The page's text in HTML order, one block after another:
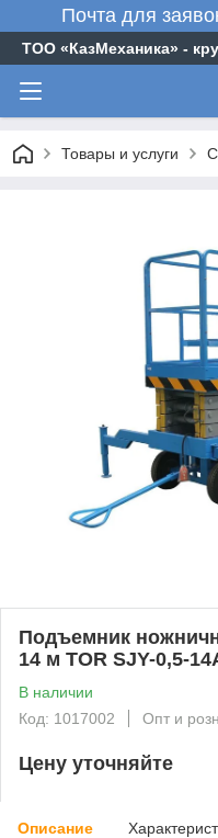
Почта для
ТОО «‎КазМеханика» -
Товары и услуги
Подъемник
14 м TOR SJY-0,5-
В наличии
Код: 1017002
Опт и
Цену уточняйте
Описание